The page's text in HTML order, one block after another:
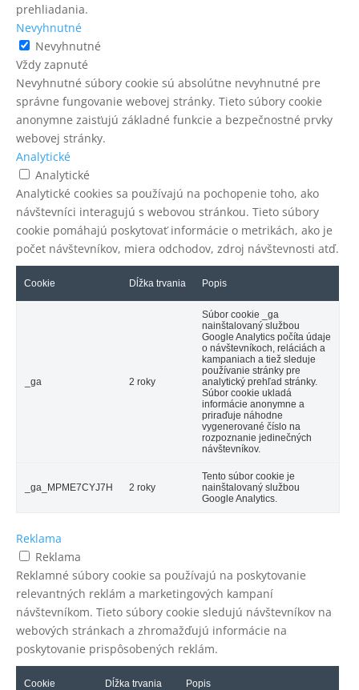
prehliadania.
Nevyhnutné
Nevyhnutné
Vždy zapnuté
Nevyhnutné súbory cookie sú absolútne nevyhnutné pre
správne fungovanie webovej stránky. Tieto súbory cookie
anonymne zaisťujú základné funkcie a bezpečnostné prvky
webovej stránky.
Analytické
Analytické
Analytické cookies sa používajú na pochopenie toho, ako
návštevníci interagujú s webovou stránkou. Tieto súbory
cookie pomáhajú poskytovať informácie o metrikách, ako je
počet návštevníkov, miera odchodov, zdroj návštevnosti atď.
Cookie Dĺžka trvania Popis
_ga 2 roky
Súbor cookie _ga
nainštalovaný službou
Google Analytics počíta údaje
o návštevníkoch, reláciách a
kampaniach a tiež sleduje
používanie stránky pre
analytický prehľad stránky.
Súbor cookie ukladá
informácie anonymne a
priraďuje náhodne
vygenerované číslo na
rozpoznanie jedinečných
návštevníkov.
_ga_MPME7CYJ7H 2 roky
Tento súbor cookie je
nainštalovaný službou
Google Analytics.
Reklama
Reklama
Reklamné súbory cookie sa používajú na poskytovanie
relevantných reklám a marketingových kampaní
návštevníkom. Tieto súbory cookie sledujú návštevníkov na
webových stránkach a zhromažďujú informácie na
poskytovanie prispôsobených reklám.
Cookie Dĺžka trvania Popis